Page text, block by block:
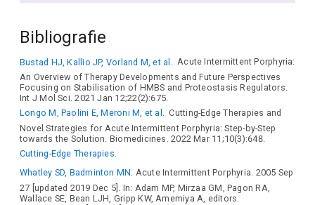
Bibliografie
Bustad HJ, Kallio JP, Vorland M, et al.
Acute Intermittent Porphyria:
An Overview of Therapy Developments and Future Perspectives
Focusing on Stabilisation of HMBS and Proteostasis Regulators.
Int J Mol Sci. 2021 Jan 12;22(2):675.
Longo M, Paolini E, Meroni M, et al. Cutting-Edge Therapies and
Novel Strategies for Acute Intermittent Porphyria: Step-by-Step
towards the Solution. Biomedicines. 2022 Mar 11;10(3):648.
Cutting-Edge Therapies.
Whatley SD, Badminton MN. Acute Intermittent Porphyria. 2005 Sep
27 [updated 2019 Dec 5]. In: Adam MP, Mirzaa GM, Pagon RA,
Wallace SE, Bean LJH, Gripp KW, Amemiya A, editors.